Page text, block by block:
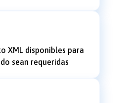
XML disponibles para
sean requeridas